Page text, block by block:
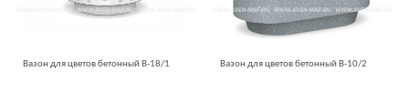
Вазон для цветов бетонный В-18/1 Вазон для цветов бетонный В-10/2